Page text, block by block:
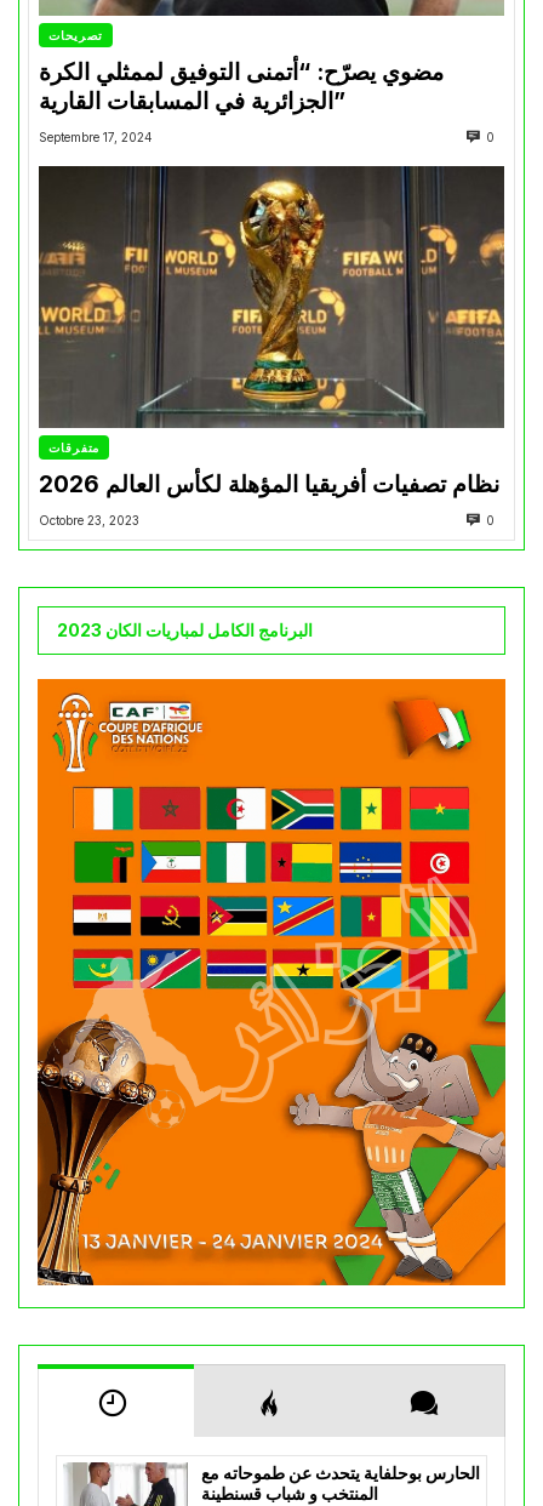
تصريحات
مضوي يصرّح: “أتمنى التوفيق لممثلي الكرة
الجزائرية في المسابقات القارية”
Septembre 17, 2024 0
متفرقات
نظام تصفيات أفريقيا المؤهلة لكأس العالم 2026
Octobre 23, 2023 0
البرنامج الكامل لمباريات الكان 2023
الحارس بوحلفاية يتحدث عن طموحاته مع
المنتخب و شباب قسنطينة